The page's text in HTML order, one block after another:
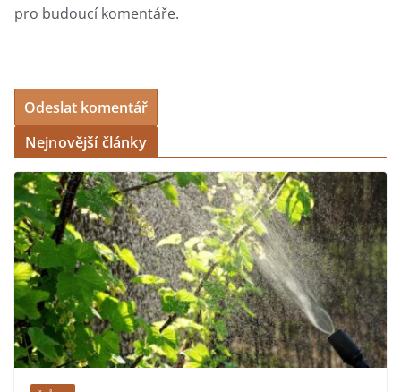
pro budoucí komentáře.
Nejnovější články